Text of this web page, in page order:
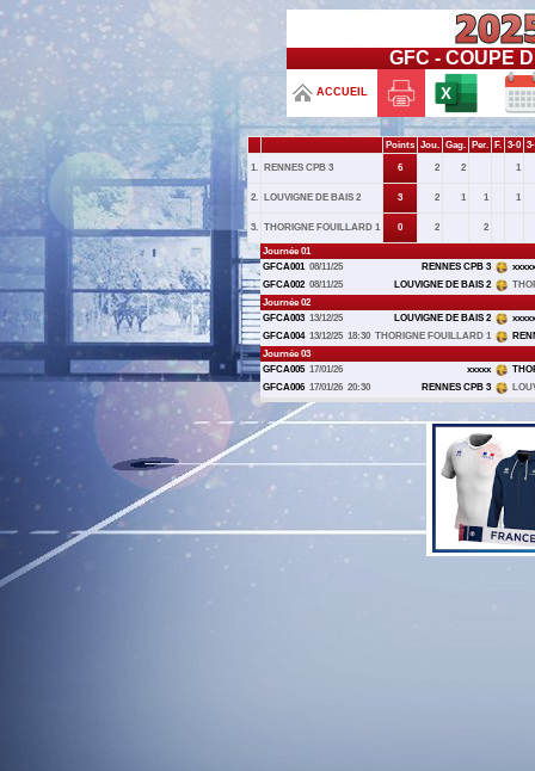
GFC - COUPE
ACCUEIL
Points Jou. Gag. Per. F. 3-0
1. RENNES CPB 3 6 2 2 1
2. LOUVIGNE DE BAIS 2 3 2 1 1 1
3. THORIGNE FOUILLARD 1 0 2 2
Journée 01
GFCA001 08/11/25 RENNES CPB 3
xxxxx
GFCA002 08/11/25 LOUVIGNE DE BAIS 2
Journée 02
GFCA003 13/12/25 LOUVIGNE DE BAIS 2
xxxxx
GFCA004 13/12/25 18:30 THORIGNE FOUILLARD 1
Journée 03
GFCA005 17/01/26 xxxxx
GFCA006 17/01/26 20:30 RENNES CPB 3